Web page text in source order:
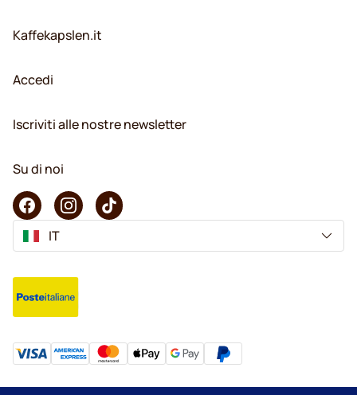
Kaffekapslen.it
Accedi
Iscriviti alle nostre newsletter
Su di noi
IT